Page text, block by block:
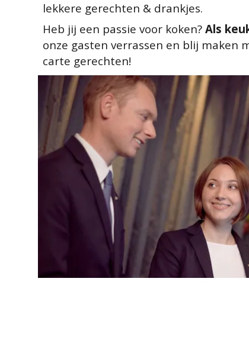
lekkere gerechten & drankjes.
Heb jij een passie voor koken? Als
onze gasten verrassen en blij maken
carte gerechten!